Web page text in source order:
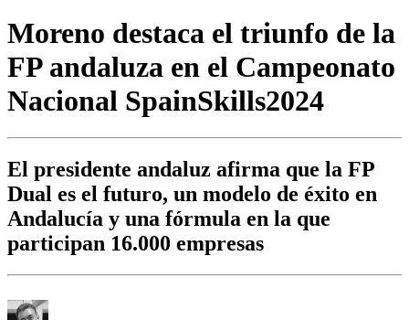
Moreno destaca el triunfo de la
FP andaluza en el Campeonato
Nacional SpainSkills2024
El presidente andaluz afirma que la FP
Dual es el futuro, un modelo de éxito en
Andalucía y una fórmula en la que
participan 16.000 empresas